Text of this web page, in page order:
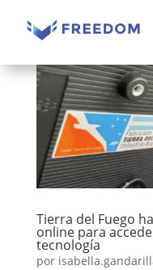
Tierra del Fuego
online para
tecnología
por